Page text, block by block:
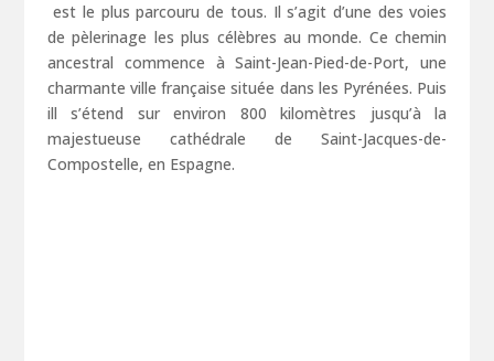
est le plus parcouru de tous. Il s’agit d’une des voies
de pèlerinage les plus célèbres au monde. Ce chemin
ancestral commence à Saint-Jean-Pied-de-Port, une
charmante ville française située dans les Pyrénées. Puis
ill s’étend sur environ 800 kilomètres jusqu’à la
majestueuse cathédrale de Saint-Jacques-de-
Compostelle, en Espagne.